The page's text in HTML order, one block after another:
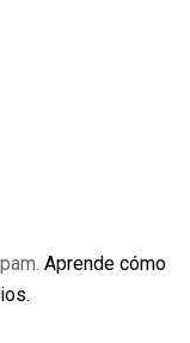
Aprende cómo